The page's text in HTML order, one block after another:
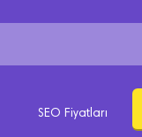
SEO Fiyatları